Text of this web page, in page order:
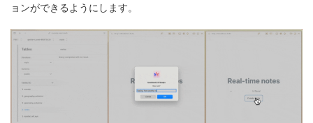
ョンができるようにします。